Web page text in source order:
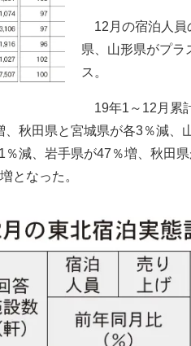
12月の宿泊人員
県、山形県がプラ
ス。
19年1～12月累
、秋田県と宮城県が各3％減、
％減、岩手県が47％増、秋田
となった。